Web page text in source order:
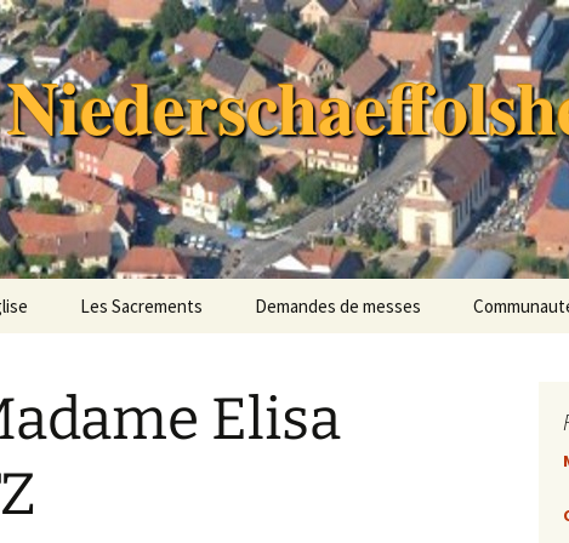
Les Sacrements Demandes de messes
Conseil
Équipe
Elisa